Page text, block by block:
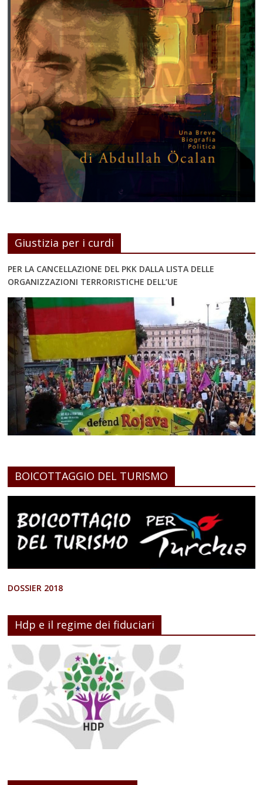
Giustizia per i curdi
PER LA CANCELLAZIONE DEL PKK DALLA LISTA DELLE
ORGANIZZAZIONI TERRORISTICHE DELL’UE
BOICOTTAGGIO DEL TURISMO
DOSSIER 2018
Hdp e il regime dei fiduciari